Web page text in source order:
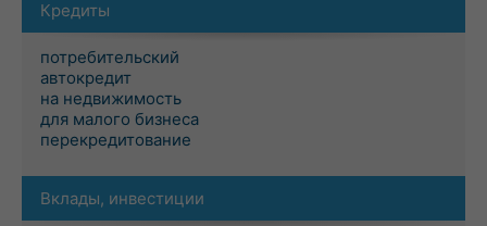
Кредиты
потребительский
автокредит
на недвижимость
для малого бизнеса
перекредитование
Вклады, инвестиции